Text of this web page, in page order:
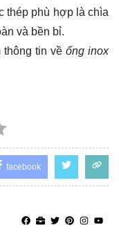
thép phù hợp là chìa
và bền bỉ.
thông tin về ống inox
facebook